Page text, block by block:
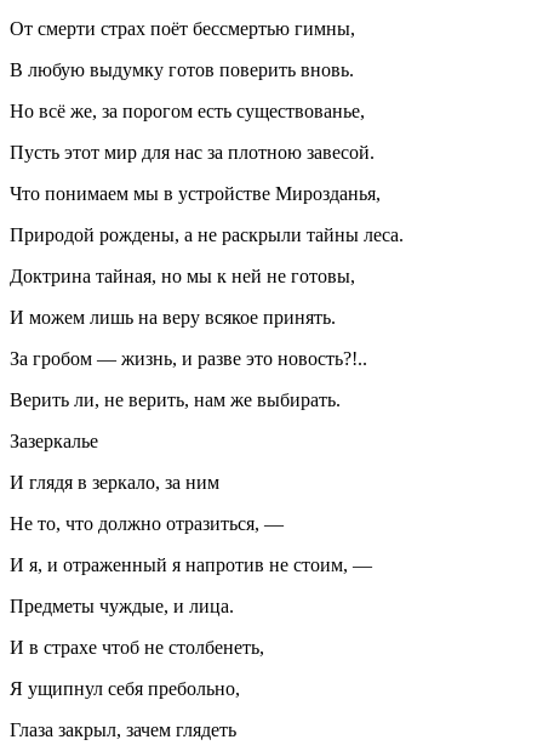
От смерти страх поёт бессмертью гимны,
В любую выдумку готов поверить вновь.
Но всё же, за порогом есть существованье,
Пусть этот мир для нас за плотною завесой.
Что понимаем мы в устройстве Мирозданья,
Природой рождены, а не раскрыли тайны леса.
Доктрина тайная, но мы к ней не готовы,
И можем лишь на веру всякое принять.
За гробом — жизнь, и разве это новость?!..
Верить ли, не верить, нам же выбирать.
Зазеркалье
И глядя в зеркало, за ним
Не то, что должно отразиться, —
И я, и отраженный я напротив не стоим, —
Предметы чуждые, и лица.
И в страхе чтоб не столбенеть,
Я ущипнул себя пребольно,
Глаза закрыл, зачем глядеть